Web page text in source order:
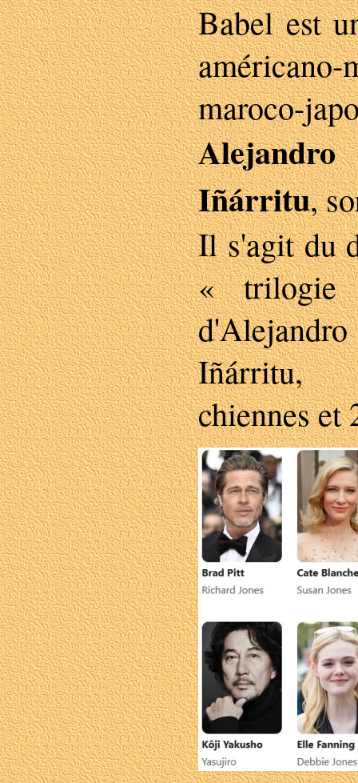
Babel est
américano-
maroco-
Iñárritu,
Il s'agit du
«
Iñárritu,
chiennes et